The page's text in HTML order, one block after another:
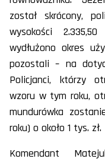
został skrócony,
wysokości
wydłużono okres
pozostali – na
Policjanci, którzy
wzoru w tym roku,
mundurówka
roku) o około 1 tys. zł.
Komendant